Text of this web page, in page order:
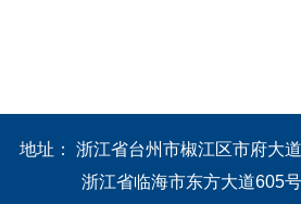
地址： 浙江省台州市椒江区市府大
浙江省临海市东方大道605号